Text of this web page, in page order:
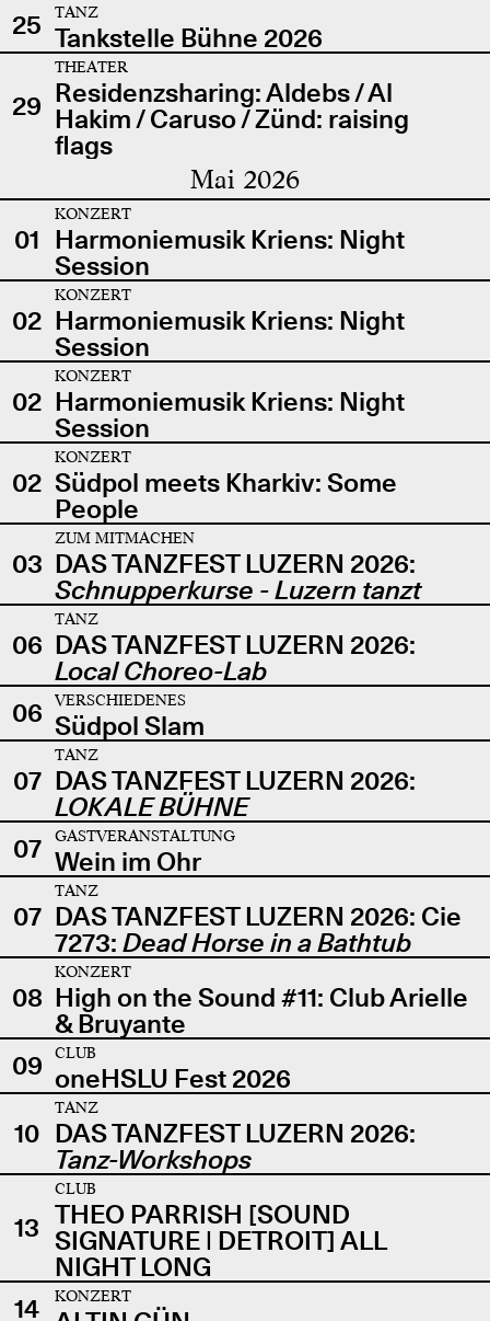
25
TANZ
Tankstelle Bühne 2026
29
THEATER
Residenzsharing: Aldebs / Al
Hakim / Caruso / Zünd: raising
flags
Mai 2026
01
KONZERT
Harmoniemusik Kriens: Night
Session
02
KONZERT
Harmoniemusik Kriens: Night
Session
02
KONZERT
Harmoniemusik Kriens: Night
Session
02
KONZERT
Südpol meets Kharkiv: Some
People
03
ZUM MITMACHEN
DAS TANZFEST LUZERN 2026:
Schnupperkurse - Luzern tanzt
06
TANZ
DAS TANZFEST LUZERN 2026:
Local Choreo-Lab
06
VERSCHIEDENES
Südpol Slam
07
TANZ
DAS TANZFEST LUZERN 2026:
LOKALE BÜHNE
07
GASTVERANSTALTUNG
Wein im Ohr
07
TANZ
DAS TANZFEST LUZERN 2026: Cie
7273: Dead Horse in a Bathtub
08
KONZERT
High on the Sound #11: Club Arielle
& Bruyante
09
CLUB
oneHSLU Fest 2026
10
TANZ
DAS TANZFEST LUZERN 2026:
Tanz-Workshops
13
CLUB
THEO PARRISH [SOUND
SIGNATURE | DETROIT] ALL
NIGHT LONG
14
KONZERT